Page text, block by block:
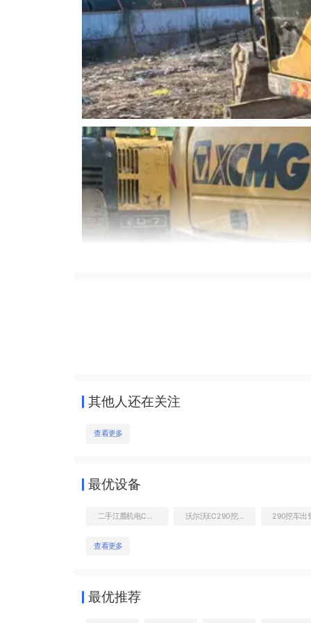
其他人还在关注
查看更多
最优设备
沃尔沃EC290挖机到底多少钱 290挖车出
查看更多
最优推荐